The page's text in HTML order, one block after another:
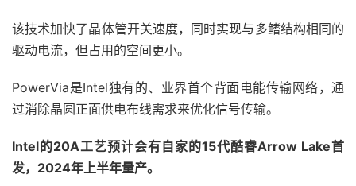
该技术加快了晶体管开关速度，同时实现与多鳍结构相同的
驱动电流，但占用的空间更小。
PowerVia是Intel独有的、业界首个背面电能传输网络，通
过消除晶圆正面供电布线需求来优化信号传输。
Intel的20A工艺预计会有自家的15代酷睿Arrow Lake首
发，2024年上半年量产。